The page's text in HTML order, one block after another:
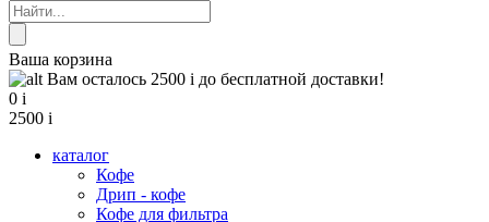
Ваша корзина
Вам осталось 2500 i до бесплатной доставки!
0 i
2500 i
каталог
Кофе
Дрип - кофе
Кофе для фильтра